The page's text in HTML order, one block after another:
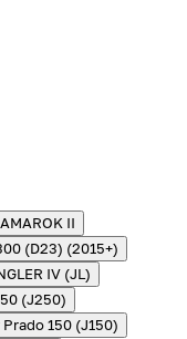
AMAROK II
(D23) (2015+)
IV (JL)
(J250)
150 (J150)